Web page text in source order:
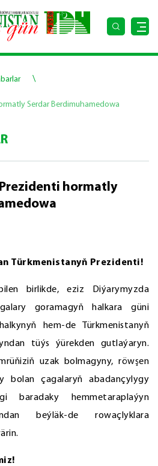
\
Serdar Berdimuhamedowa
hormatly
Türkmenistanyň Prezidenti!
birlikde, eziz Diýarymyzda
goramagyň halkara güni
hem-de Türkmenistanyň
tüýs ýürekden gutlaýaryn.
uzak bolmagyny, röwşen
bolan çagalaryň abadançylygy
baradaky hemmetaraplaýyn
beýläk-de rowaçlyklara